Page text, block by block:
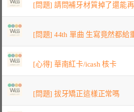
[問題] 請問補牙材質掉了還能
[問題] 44th 單曲 生寫竟然都給
[心得] 華南紅卡/icash 核卡
[問題] 拔牙矯正這樣正常嗎